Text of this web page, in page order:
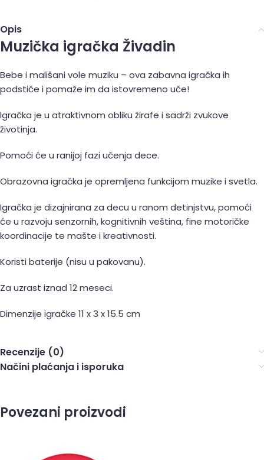
Opis
Muzička igračka Živadin
Bebe i mališani vole muziku – ova zabavna igračka ih
podstiče i pomaže im da istovremeno uče!
Igračka je u atraktivnom obliku žirafe i sadrži zvukove
životinja.
Pomoći će u ranijoj fazi učenja dece.
Obrazovna igračka je opremljena funkcijom muzike i svetla.
Igračka je dizajnirana za decu u ranom detinjstvu, pomoći
će u razvoju senzornih, kognitivnih veština, fine motoričke
koordinacije te mašte i kreativnosti.
Koristi baterije (nisu u pakovanu).
Za uzrast iznad 12 meseci.
Dimenzije igračke 11 x 3 x 15.5 cm
Recenzije (0)
Načini plaćanja i isporuka
Povezani proizvodi